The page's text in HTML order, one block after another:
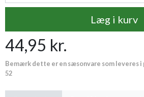
Læg i kurv
44,95 kr.
Bemærk dette er en sæsonvare som leveres i
52